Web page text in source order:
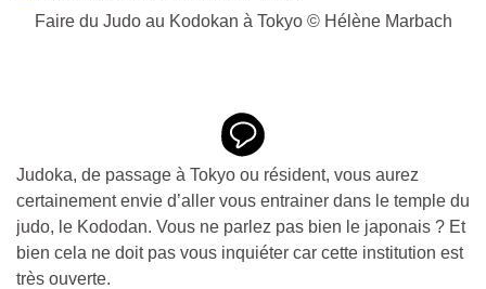
Faire du Judo au Kodokan à Tokyo © Hélène Marbach
Judoka, de passage à Tokyo ou résident, vous aurez
certainement envie d’aller vous entrainer dans le temple du
judo, le Kododan. Vous ne parlez pas bien le japonais ? Et
bien cela ne doit pas vous inquiéter car cette institution est
très ouverte.